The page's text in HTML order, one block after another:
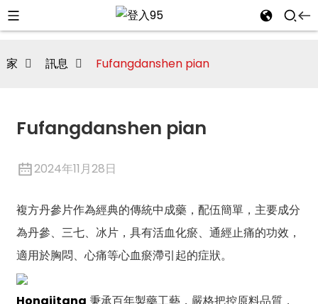
家 訊息 Fufangdanshen pian
Fufangdanshen pian
2024年11月28日
複方丹參片作為經典的傳統中成藥，配伍簡單，主要成分
為丹參、三七、冰片，具有活血化瘀、通經止痛的功效，
適用於胸悶、心痛等心血瘀滯引起的症狀。